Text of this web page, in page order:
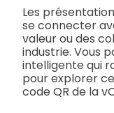
Les
se connecter
valeur ou des
industrie. Vous
intelligente qui
pour explorer
code QR de la